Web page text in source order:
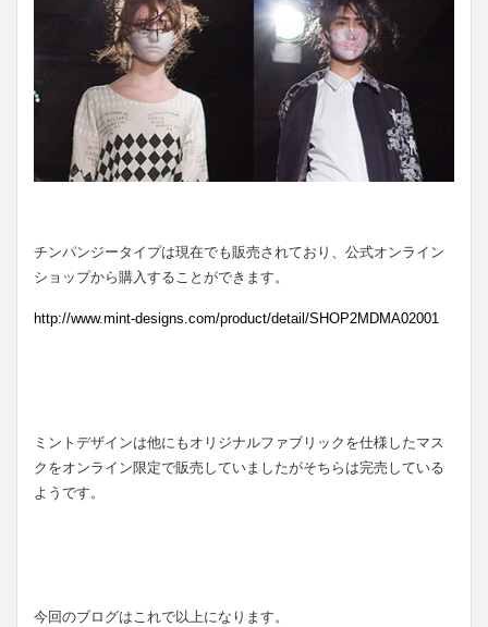
チンパンジータイプは現在でも販売されており、公式オンライン
ショップから購入することができます。
http://www.mint-designs.com/product/detail/SHOP2MDMA02001
ミントデザインは他にもオリジナルファブリックを仕様したマス
クをオンライン限定で販売していましたがそちらは完売している
ようです。
今回のブログはこれで以上になります。